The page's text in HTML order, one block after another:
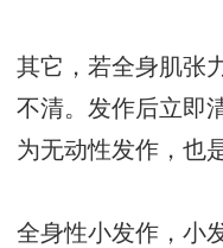
其它，若全身肌张
不清。发作后立即
为无动性发作，也
全身性小发作，小